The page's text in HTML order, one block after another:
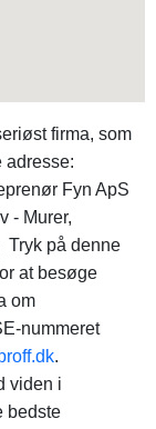
firma, som
adresse:
Fyn ApS
- Murer,
Tryk på denne
at besøge
om
nummeret
.
viden i
bedste